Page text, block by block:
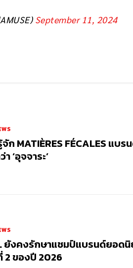
September 11, 2024
ก MATIÈRES FÉCALES แบ
‘อุจจาระ’
ยังคงรักษาแชมป์แบรนด์ยอดนิ
2 ของปี 2026